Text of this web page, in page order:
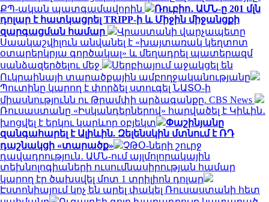
ՔՊ-ական պատգամավորին
Ռուբիո․ ԱՄՆ-ը 201 մլն
դոլար է հատկացրել TRIPP-ի և Միջին միջանցքի
զարգացման համար
Վրաստանի վարչապետը
Սաակաշվիլուն անվանել է «խայտառակ կեղտոտ
օտարերկրյա գործակալ» և մեղադրել պատերազմ
սանձազերծելու մեջ
Սերբիայում աջակցել են
Ուկրաինայի տարածքային ամբողջականությանը
Պուտինը կարող է փորձել ստուգել ՆԱՏՕ-ի
միասնությունն ու Թրամփի արձագանքը. CBS News
Ռուսաստանը «Իսկանդերներով» հարվածել է Կիևին․
խոցվել է երկու կարևոր օբյեկտ
Փաշինյանը
զանգահարել է Ալիևին. Զելենսկին մտնում է ՌԴ
դաշնակցի «տարածք»
ՉԹՕ-ների շուրջ
դավադրություն․ ԱՄՆ-ում այլմոլորակային
տեխնոլոգիաների ուսումնասիրության համար
կարող էր ծախսվել մոտ 1 տրիլիոն դոլար
Էստոնիայում կոչ են արել փակել Ռուսաստանի հետ